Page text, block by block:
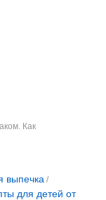
Как
выпечка /
для детей от